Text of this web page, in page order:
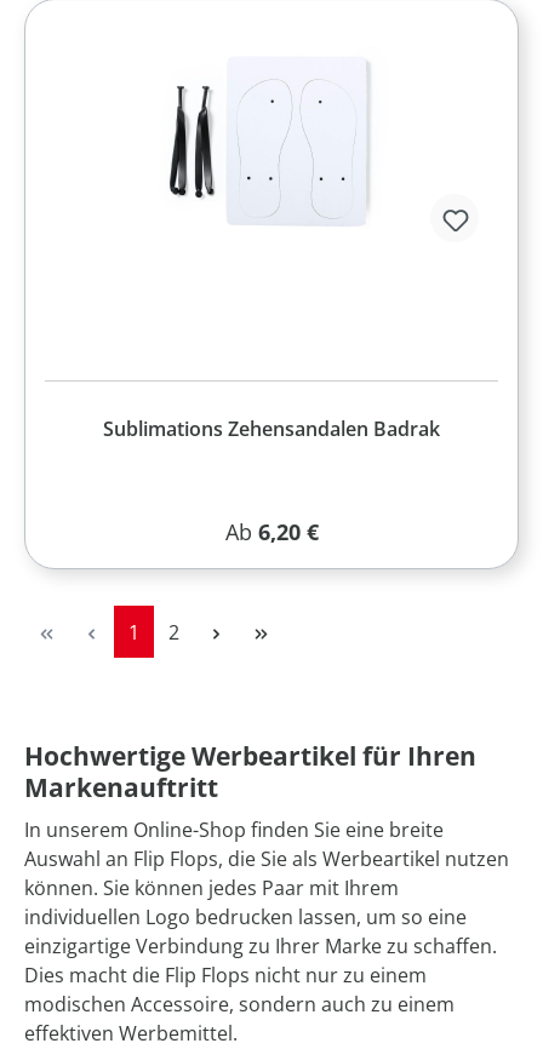
Sublimations Zehensandalen Badrak
Regulärer Preis:
Ab 6,20 €
Seite
1 Seite
2
Hochwertige Werbeartikel für Ihren
Markenauftritt
In unserem Online-Shop finden Sie eine breite
Auswahl an Flip Flops, die Sie als Werbeartikel nutzen
können. Sie können jedes Paar mit Ihrem
individuellen Logo bedrucken lassen, um so eine
einzigartige Verbindung zu Ihrer Marke zu schaffen.
Dies macht die Flip Flops nicht nur zu einem
modischen Accessoire, sondern auch zu einem
effektiven Werbemittel.